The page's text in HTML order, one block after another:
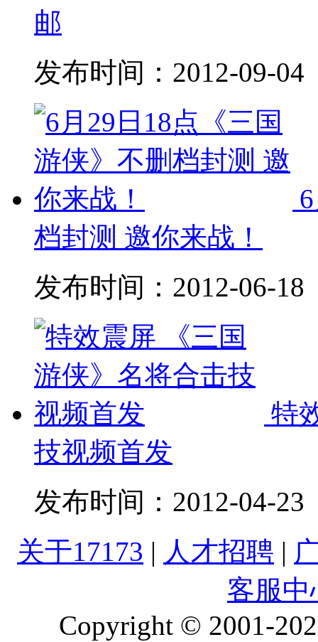
邮
发布时间： 2012-09-04
档封测 邀你来战！
发布时间： 2012-06-18
特
技视频首发
发布时间： 2012-04-23
关于17173 | 人才招聘 |
客服中
Copyright © 2001-